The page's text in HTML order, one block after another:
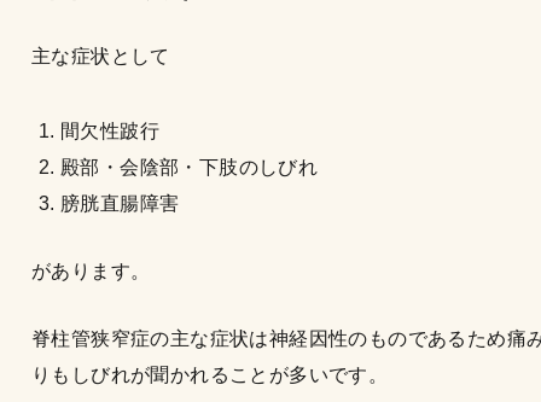
主な症状として
間欠性跛行
殿部・会陰部・下肢のしびれ
膀胱直腸障害
があります。
脊柱管狭窄症の主な症状は神経因性のものであるため痛
りもしびれが聞かれることが多いです。